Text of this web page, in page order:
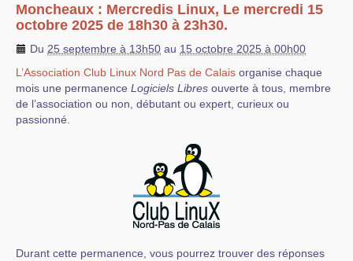
Moncheaux : Mercredis Linux, Le mercredi 15
octobre 2025 de 18h30 à 23h30.
Du 25 septembre à 13h50 au 15 octobre 2025 à 00h00
L’Association Club Linux Nord Pas de Calais organise chaque
mois une permanence Logiciels Libres ouverte à tous, membre
de l’association ou non, débutant ou expert, curieux ou
passionné.
Durant cette permanence, vous pourrez trouver des réponses